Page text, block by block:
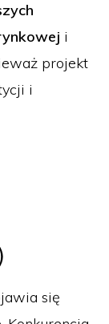
i
projekt
i
się